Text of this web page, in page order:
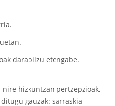
darabilzu etengabe.
nire hizkuntzan pertzepzioak,
gauzak: sarraskia